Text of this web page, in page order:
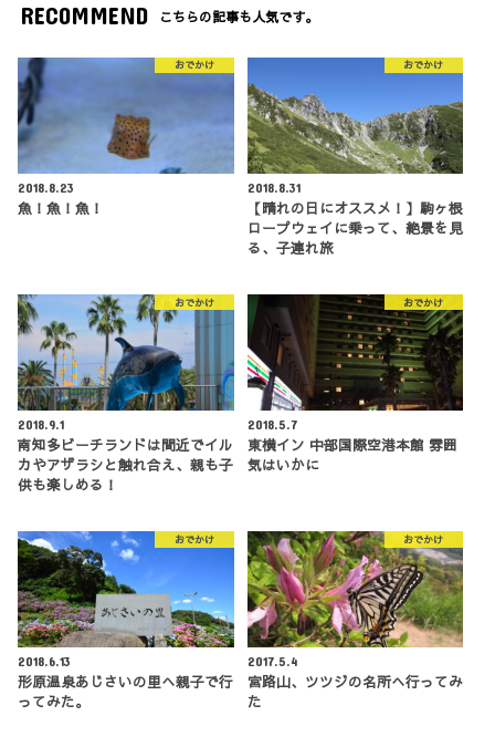
RECOMMEND こちらの記事も人気です。
おでかけ
2018.8.23
魚！魚！魚！
おでかけ
2018.8.31
【晴れの日にオススメ！】駒ヶ根
ロープウェイに乗って、絶景を見
る、子連れ旅
おでかけ
2018.9.1
南知多ビーチランドは間近でイル
カやアザラシと触れ合え、親も子
供も楽しめる！
おでかけ
2018.5.7
東横イン 中部国際空港本館 雰囲
気はいかに
おでかけ
2018.6.13
形原温泉あじさいの里へ親子で行
ってみた。
おでかけ
2017.5.4
宮路山、ツツジの名所へ行ってみ
た